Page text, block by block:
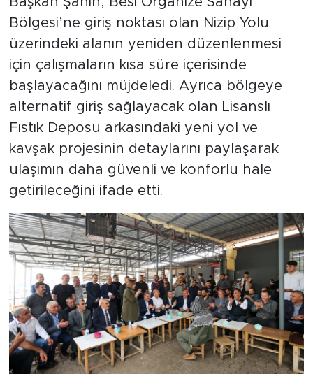
Bölgesi’ne giriş noktası olan Nizip Yolu
üzerindeki alanın yeniden düzenlenmesi
için çalışmaların kısa süre içerisinde
başlayacağını müjdeledi. Ayrıca bölgeye
alternatif giriş sağlayacak olan Lisanslı
Fıstık Deposu arkasındaki yeni yol ve
kavşak projesinin detaylarını paylaşarak
ulaşımın daha güvenli ve konforlu hale
getirileceğini ifade etti.